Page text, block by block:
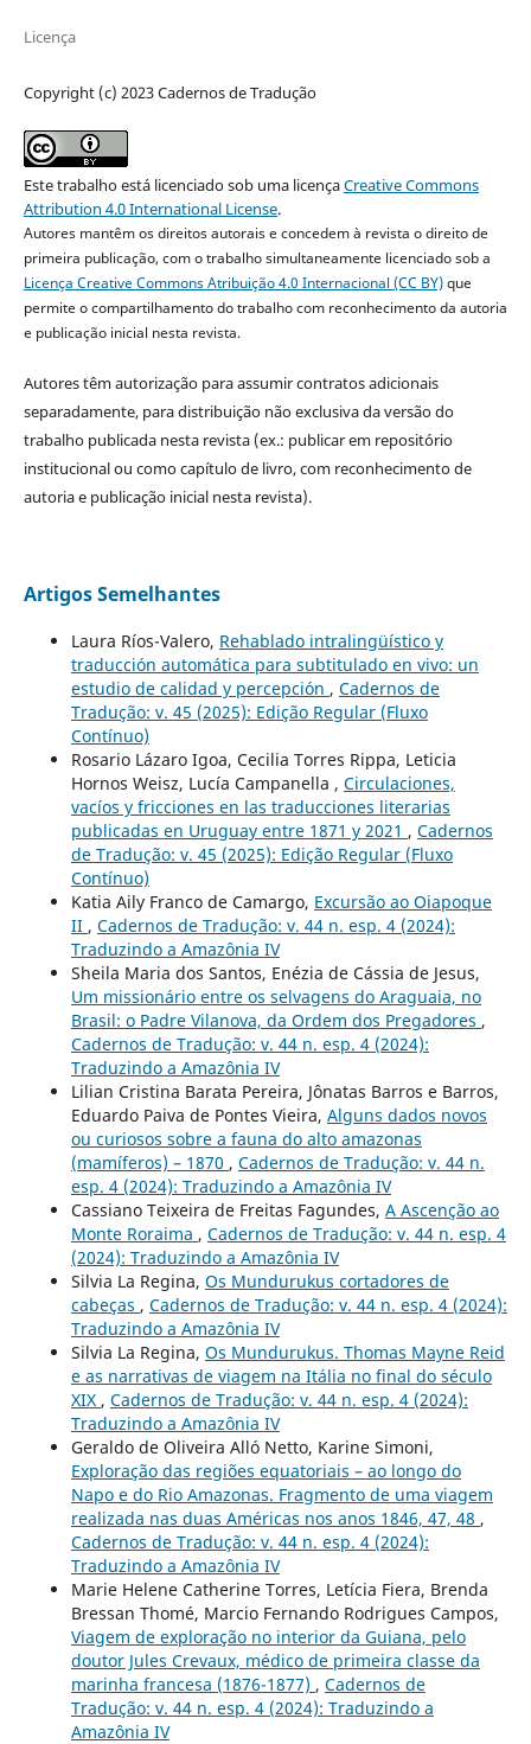
Licença
Copyright (c) 2023 Cadernos de Tradução
Este trabalho está licenciado sob uma licençaCreative Commons
Attribution 4.0 International License.
Autores mantêm os direitos autorais e concedem à revista o direito de
primeira publicação, com o trabalho simultaneamente licenciado sob a
Licença Creative Commons Atribuição 4.0 Internacional (CC BY)que
permite o compartilhamento do trabalho com reconhecimento da autoria
e publicação inicial nesta revista.
Autores têm autorização para assumir contratos adicionais
separadamente, para distribuição não exclusiva da versão do
trabalho publicada nesta revista (ex.: publicar em repositório
institucional ou como capítulo de livro, com reconhecimento de
autoria e publicação inicial nesta revista).
Artigos Semelhantes
Laura Ríos-Valero, Rehablado intralingüístico y
traducción automática para subtitulado en vivo: un
estudio de calidad y percepción , Cadernos de
Tradução: v. 45 (2025): Edição Regular (Fluxo
Contínuo)
Rosario Lázaro Igoa, Cecilia Torres Rippa, Leticia
Hornos Weisz, Lucía Campanella , Circulaciones,
vacíos y fricciones en las traducciones literarias
publicadas en Uruguay entre 1871 y 2021 , Cadernos
de Tradução: v. 45 (2025): Edição Regular (Fluxo
Contínuo)
Katia Aily Franco de Camargo, Excursão ao Oiapoque
II , Cadernos de Tradução: v. 44 n. esp. 4 (2024):
Traduzindo a Amazônia IV
Sheila Maria dos Santos, Enézia de Cássia de Jesus,
Um missionário entre os selvagens do Araguaia, no
Brasil: o Padre Vilanova, da Ordem dos Pregadores ,
Cadernos de Tradução: v. 44 n. esp. 4 (2024):
Traduzindo a Amazônia IV
Lilian Cristina Barata Pereira, Jônatas Barros e Barros,
Eduardo Paiva de Pontes Vieira, Alguns dados novos
ou curiosos sobre a fauna do alto amazonas
(mamíferos) – 1870 , Cadernos de Tradução: v. 44 n.
esp. 4 (2024): Traduzindo a Amazônia IV
Cassiano Teixeira de Freitas Fagundes, A Ascenção ao
Monte Roraima , Cadernos de Tradução: v. 44 n. esp. 4
(2024): Traduzindo a Amazônia IV
Silvia La Regina, Os Mundurukus cortadores de
cabeças , Cadernos de Tradução: v. 44 n. esp. 4 (2024):
Traduzindo a Amazônia IV
Silvia La Regina, Os Mundurukus. Thomas Mayne Reid
e as narrativas de viagem na Itália no final do século
XIX , Cadernos de Tradução: v. 44 n. esp. 4 (2024):
Traduzindo a Amazônia IV
Geraldo de Oliveira Alló Netto, Karine Simoni,
Exploração das regiões equatoriais – ao longo do
Napo e do Rio Amazonas. Fragmento de uma viagem
realizada nas duas Américas nos anos 1846, 47, 48 ,
Cadernos de Tradução: v. 44 n. esp. 4 (2024):
Traduzindo a Amazônia IV
Marie Helene Catherine Torres, Letícia Fiera, Brenda
Bressan Thomé, Marcio Fernando Rodrigues Campos,
Viagem de exploração no interior da Guiana, pelo
doutor Jules Crevaux, médico de primeira classe da
marinha francesa (1876-1877) , Cadernos de
Tradução: v. 44 n. esp. 4 (2024): Traduzindo a
Amazônia IV